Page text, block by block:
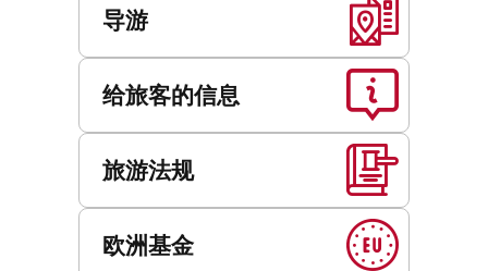
导游
给旅客的信息
旅游法规
欧洲基金